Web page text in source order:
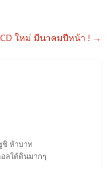
ใหม่ มีนาคมปีหน้า ! →
ชิ ห้าบาท
ลใต้ดินมากๆ